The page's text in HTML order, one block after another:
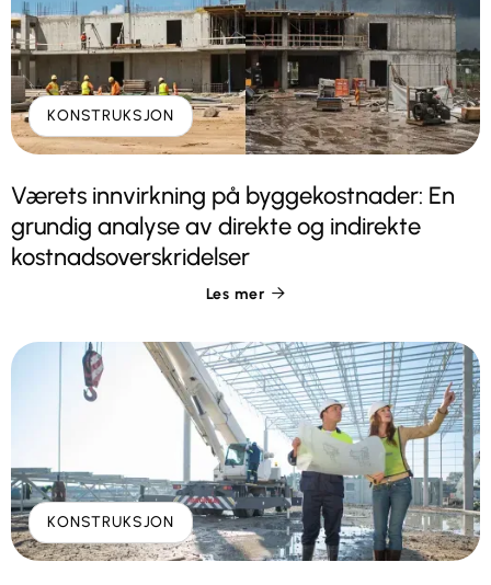
KONSTRUKSJON
Værets innvirkning på byggekostnader: En
grundig analyse av direkte og indirekte
kostnadsoverskridelser
Les mer 
KONSTRUKSJON